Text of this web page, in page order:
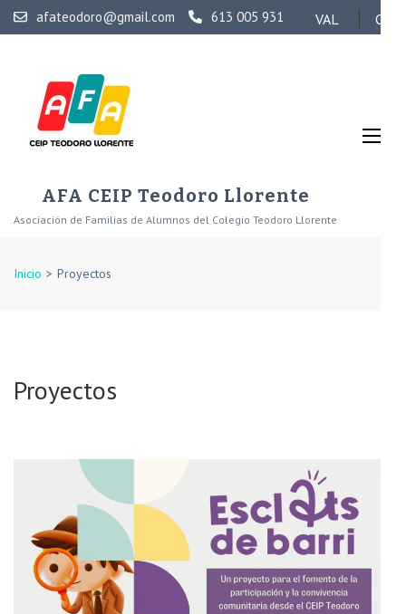
Saltar
al
(presiona
tecla
afateodoro@gmail.com 613 005 931
AFA CEIP Teodoro Llorente
Asociación de Familias de Alumnos del Colegio Teodoro Llorente
Inicio > Proyectos
Proyectos
VAL CAS